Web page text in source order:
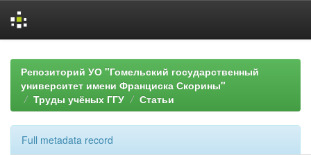
navigationРепозиторий УО "Гомельский государственный
университет имени Франциска Скорины"
Труды учёных ГГУ
Статьи
Full metadata record